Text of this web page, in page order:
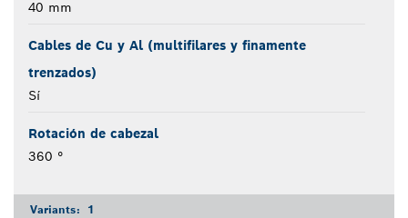
40 mm
Cables de Cu y Al (multifilares y finamente
trenzados)
Sí
Rotación de cabezal
360 °
Variants: 1